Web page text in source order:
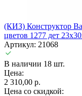
(КИЗ) Конструктор
цветов 1277 дет
Артикул: 21068
В наличии 18 шт.
Цена:
2 310,00 р.
Цена со скидкой: